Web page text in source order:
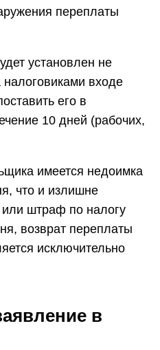
переплаты
установлен не
входе
его в
10 дней (рабочих,
имеется недоимка
что и излишне
штраф по налогу
возврат переплаты
исключительно
в